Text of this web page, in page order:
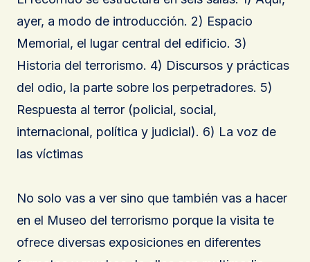
ayer, a modo de introducción. 2) Espacio
Memorial, el lugar central del edificio. 3)
Historia del terrorismo. 4) Discursos y prácticas
del odio, la parte sobre los perpetradores. 5)
Respuesta al terror (policial, social,
internacional, política y judicial). 6) La voz de
las víctimas
No solo vas a ver sino que también vas a hacer
en el Museo del terrorismo porque la visita te
ofrece diversas exposiciones en diferentes